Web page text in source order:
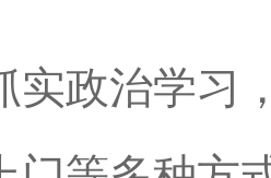
治学习，